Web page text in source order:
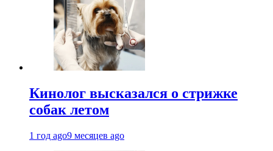
Кинолог высказался о стрижке
собак летом
1 год ago9 месяцев ago